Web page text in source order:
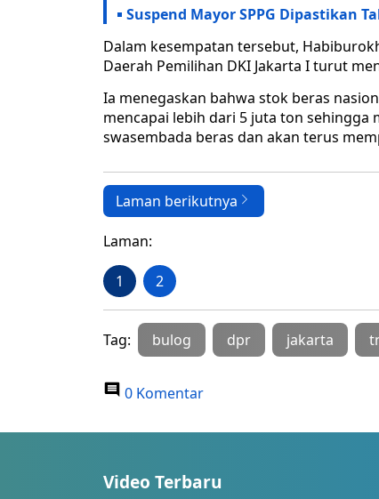
Suspend Mayor SPPG Dipastikan
Dalam kesempatan tersebut,
Daerah Pemilihan DKI Jakarta I turut
Ia menegaskan bahwa stok beras
mencapai lebih dari 5 juta ton
swasembada beras dan akan terus
Laman berikutnya
Laman:
1 2
Tag: bulog dpr jakarta
0 Komentar
Video Terbaru